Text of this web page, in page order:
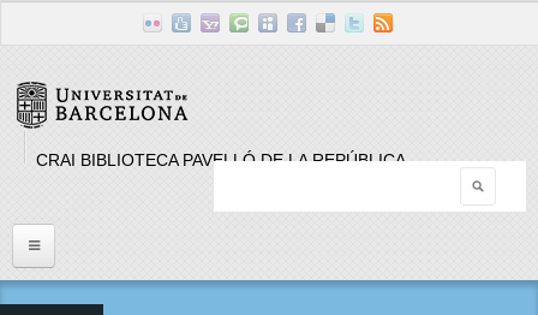
CRAI BIBLIOTECA PAVELLÓ DE LA REPÚBLICA
Inici